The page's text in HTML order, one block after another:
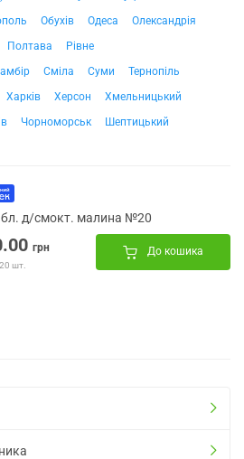
Обухів Одеса
Олександрія
Полтава
Рівне
Сміла Суми
Тернопіль
Харків Херсон
Хмельницький
Чорноморськ Шептицький
д/смокт. малина №20
грн
шт.
До кошика